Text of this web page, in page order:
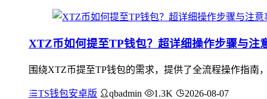
XTZ币如何提至TP钱包？超详细操作步骤与注
围绕XTZ币提至TP钱包的需求，提供了全流程操作指
TS钱包安卓版 qbadmin 1.3K 2026-08-07